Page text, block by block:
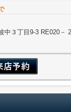
中３丁目9-3 RE020－